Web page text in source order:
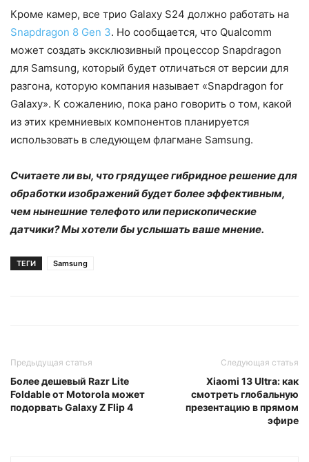
Кроме камер, все трио Galaxy S24 должно работать на
Snapdragon 8 Gen 3. Но сообщается, что Qualcomm
может создать эксклюзивный процессор Snapdragon
для Samsung, который будет отличаться от версии для
разгона, которую компания называет «Snapdragon for
Galaxy». К сожалению, пока рано говорить о том, какой
из этих кремниевых компонентов планируется
использовать в следующем флагмане Samsung.
Считаете ли вы, что грядущее гибридное решение для
обработки изображений будет более эффективным,
чем нынешние телефото или перископические
датчики? Мы хотели бы услышать ваше мнение.
ТЕГИ Samsung
Предыдущая статья
Более дешевый Razr Lite
Foldable от Motorola может
подорвать Galaxy Z Flip 4
Следующая статья
Xiaomi 13 Ultra: как
смотреть глобальную
презентацию в прямом
эфире